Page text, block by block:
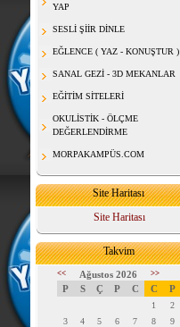
YAP
SESLİ ŞİİR DİNLE
EĞLENCE ( YAZ - KONUŞTUR )
SANAL GEZİ - 3D MEKANLAR
EĞİTİM SİTELERİ
OKULİSTİK - ÖLÇME
DEĞERLENDİRME
MORPAKAMPÜS.COM
Site Haritası
Site Haritası
Takvim
<< Ağustos 2026 >>
P S Ç P C C P
1
2
3
4 5 6 7 8
9